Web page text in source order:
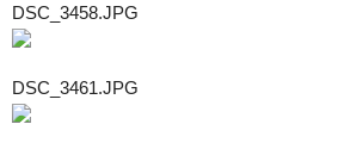
DSC_3458.JPG
DSC_3461.JPG